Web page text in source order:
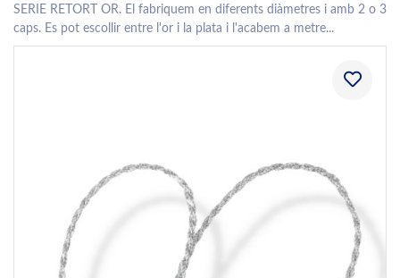
SERIE RETORT OR. El fabriquem en diferents diàmetres i amb 2 o 3
caps. Es pot escollir entre l'or i la plata i l'acabem a metre...